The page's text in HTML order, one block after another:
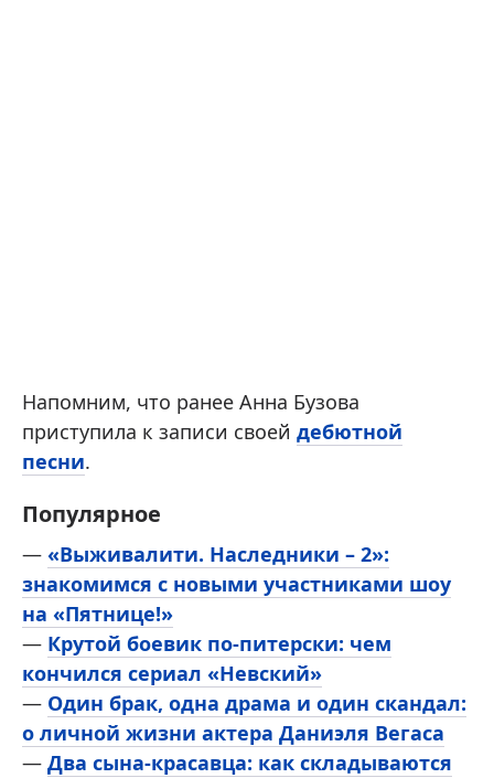
Напомним, что ранее Анна Бузова
приступила к записи своей дебютной
песни.
Популярное
— «Выживалити. Наследники – 2»:
знакомимся с новыми участниками шоу
на «Пятнице!»
— Крутой боевик по-питерски: чем
кончился сериал «Невский»
— Один брак, одна драма и один скандал:
о личной жизни актера Даниэля Вегаса
— Два сына-красавца: как складываются